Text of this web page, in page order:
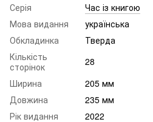
Серія
Час із книгою
Мова видання
українська
Обкладинка
Тверда
Кількість
сторінок
28
Ширина
205 мм
Довжина
235 мм
Рік видання
2022